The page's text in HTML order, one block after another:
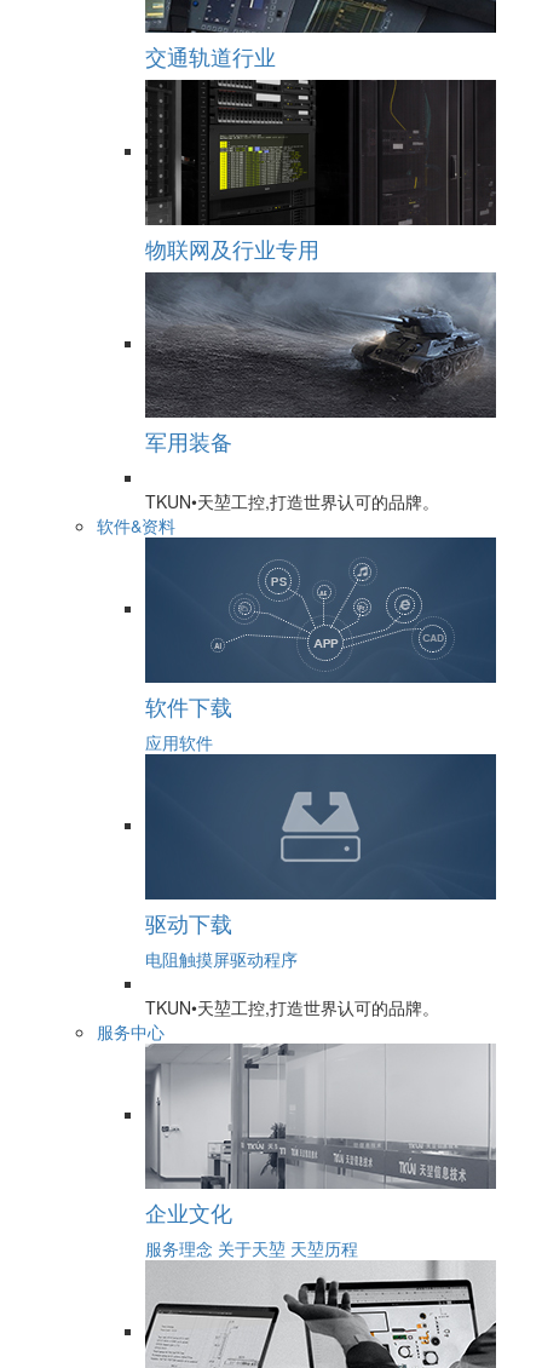
交通轨道行业
物联网及行业专用
军用装备
TKUN•天堃工控,打造世界认可的品牌。
软件&资料
软件下载
应用软件
驱动下载
电阻触摸屏驱动程序
TKUN•天堃工控,打造世界认可的品牌。
服务中心
企业文化
服务理念 关于天堃 天堃历程